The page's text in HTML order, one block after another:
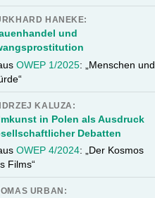
HANEKE:
und
OWEP 1/2025: „Menschen und
KALUZA:
in Polen als Ausdruck
Debatten
OWEP 4/2024: „Der Kosmos
Films“
URBAN: